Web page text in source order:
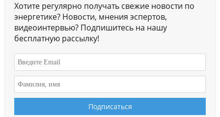
Хотите регулярно получать свежие новости по
энергетике? Новости, мнения эспертов,
видеоинтервью? Подпишитесь на нашу
бесплатную рассылку!